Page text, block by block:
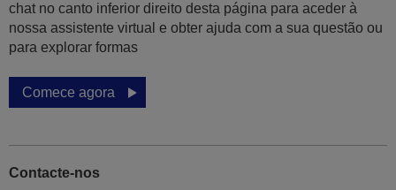
chat no canto inferior direito desta página para aceder à
nossa assistente virtual e obter ajuda com a sua questão ou
para explorar formas
Comece agora
Contacte-nos